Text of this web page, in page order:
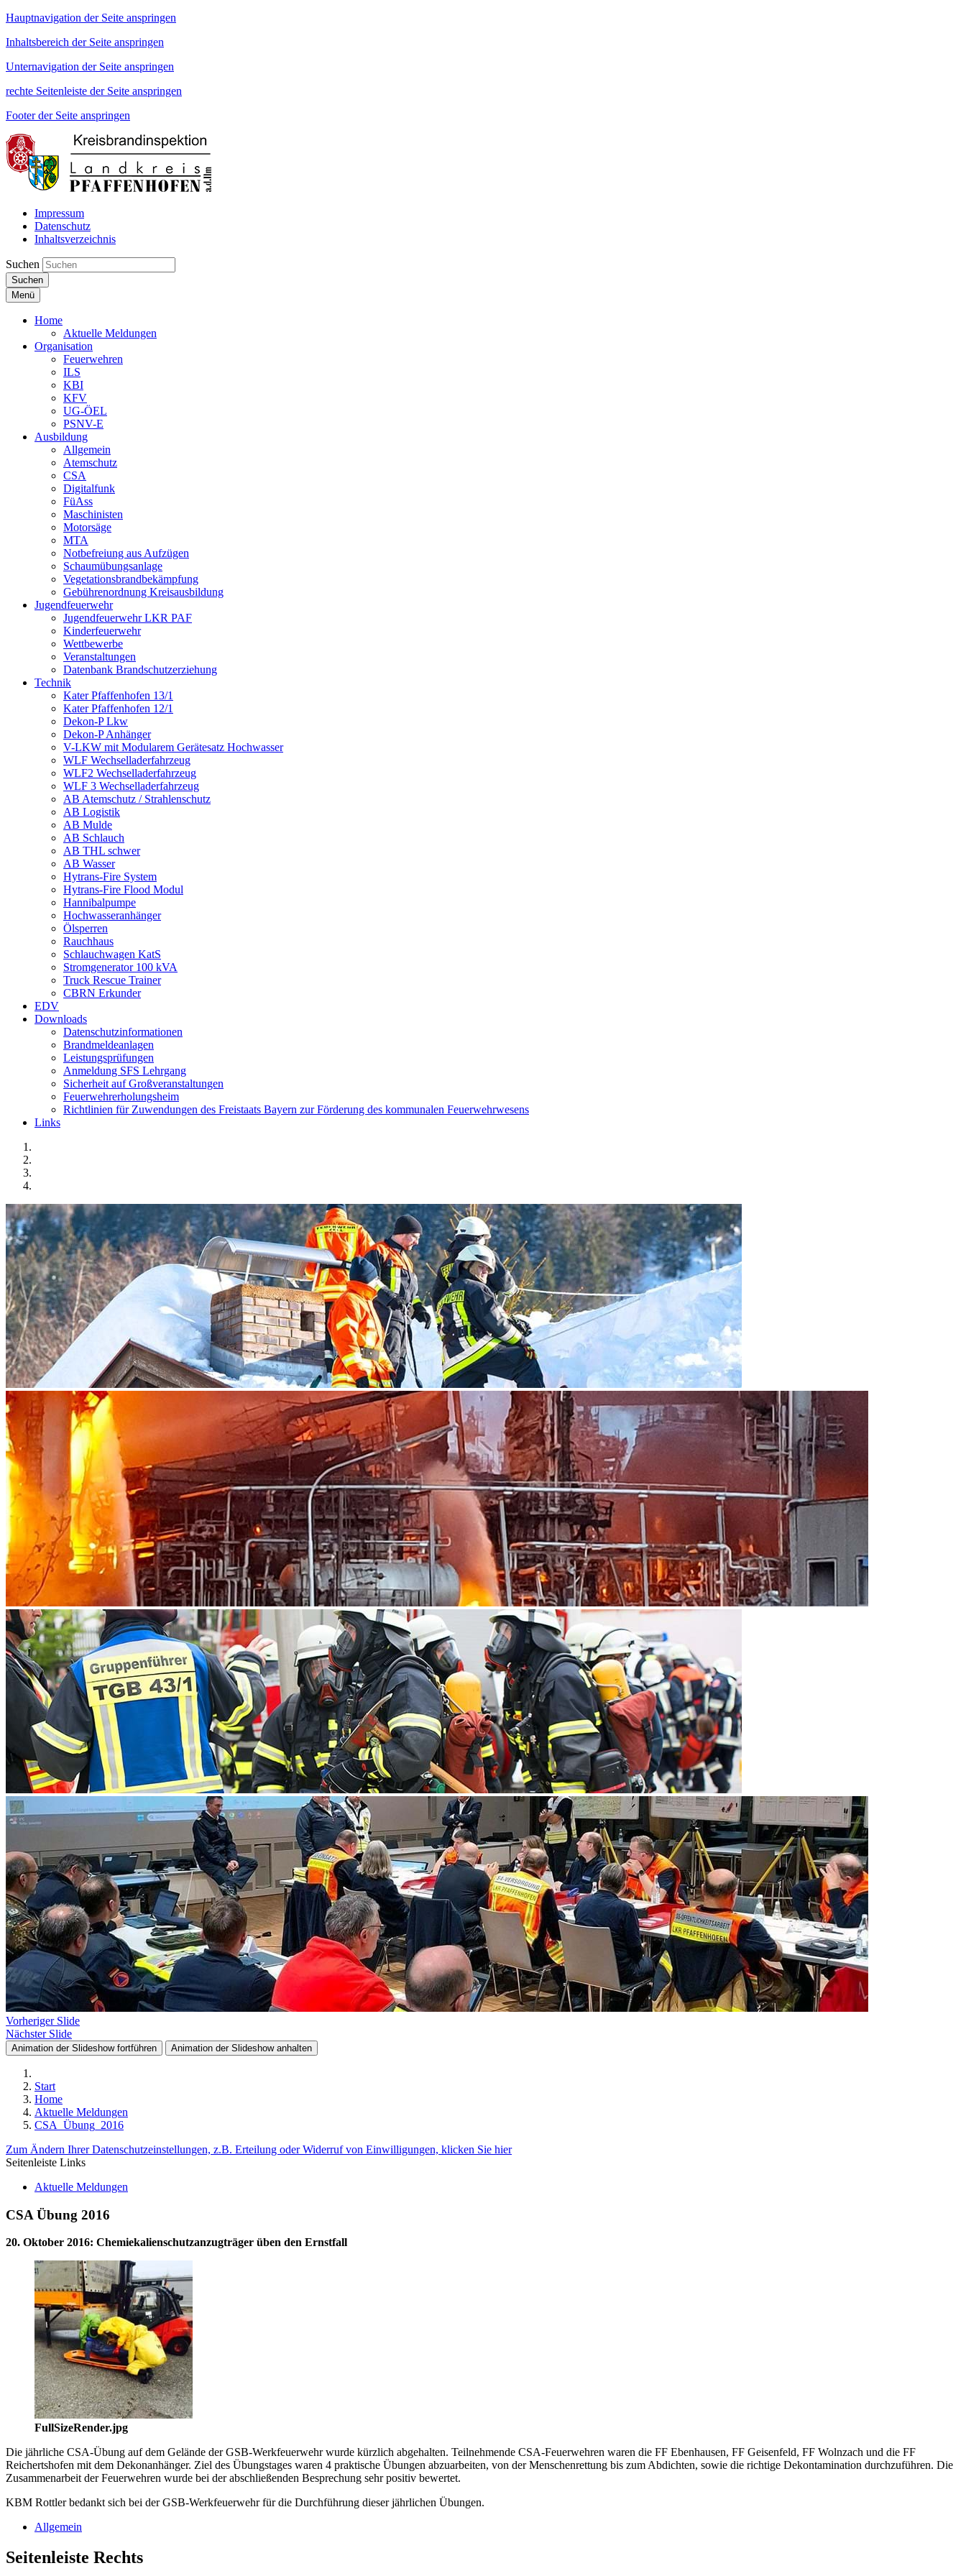
Hauptnavigation der Seite anspringen
Inhaltsbereich der Seite anspringen
Unternavigation der Seite anspringen
rechte Seitenleiste der Seite anspringen
Footer der Seite anspringen
Impressum
Datenschutz
Inhaltsverzeichnis
Suchen
Suchen
Menü
Home
Aktuelle Meldungen
Organisation
Feuerwehren
ILS
KBI
KFV
UG-ÖEL
PSNV-E
Ausbildung
Allgemein
Atemschutz
CSA
Digitalfunk
FüAss
Maschinisten
Motorsäge
MTA
Notbefreiung aus Aufzügen
Schaumübungsanlage
Vegetationsbrandbekämpfung
Gebührenordnung Kreisausbildung
Jugendfeuerwehr
Jugendfeuerwehr LKR PAF
Kinderfeuerwehr
Wettbewerbe
Veranstaltungen
Datenbank Brandschutzerziehung
Technik
Kater Pfaffenhofen 13/1
Kater Pfaffenhofen 12/1
Dekon-P Lkw
Dekon-P Anhänger
V-LKW mit Modularem Gerätesatz Hochwasser
WLF Wechselladerfahrzeug
WLF2 Wechselladerfahrzeug
WLF 3 Wechselladerfahrzeug
AB Atemschutz / Strahlenschutz
AB Logistik
AB Mulde
AB Schlauch
AB THL schwer
AB Wasser
Hytrans-Fire System
Hytrans-Fire Flood Modul
Hannibalpumpe
Hochwasseranhänger
Ölsperren
Rauchhaus
Schlauchwagen KatS
Stromgenerator 100 kVA
Truck Rescue Trainer
CBRN Erkunder
EDV
Downloads
Datenschutzinformationen
Brandmeldeanlagen
Leistungsprüfungen
Anmeldung SFS Lehrgang
Sicherheit auf Großveranstaltungen
Feuerwehrerholungsheim
Richtlinien für Zuwendungen des Freistaats Bayern zur Förderung des kommunalen Feuerwehrwesens
Links
Vorheriger Slide
Nächster Slide
Animation der Slideshow fortführen Animation der Slideshow anhalten
Start
Home
Aktuelle Meldungen
CSA_Übung_2016
Zum Ändern Ihrer Datenschutzeinstellungen, z.B. Erteilung oder Widerruf von Einwilligungen, klicken Sie hier
Seitenleiste Links
Aktuelle Meldungen
CSA Übung 2016
20. Oktober 2016: Chemiekalienschutzanzugträger üben den Ernstfall
FullSizeRender.jpg
Die jährliche CSA-Übung auf dem Gelände der GSB-Werkfeuerwehr wurde kürzlich abgehalten. Teilnehmende CSA-Feuerwehren waren die FF Ebenhausen, FF Geisenfeld, FF Wolnzach und die FF
Reichertshofen mit dem Dekonanhänger. Ziel des Übungstages waren 4 praktische Übungen abzuarbeiten, von der Menschenrettung bis zum Abdichten, sowie die richtige Dekontamination durchzuführen. Die
Zusammenarbeit der Feuerwehren wurde bei der abschließenden Besprechung sehr positiv bewertet.
KBM Rottler bedankt sich bei der GSB-Werkfeuerwehr für die Durchführung dieser jährlichen Übungen.
Allgemein
Seitenleiste Rechts